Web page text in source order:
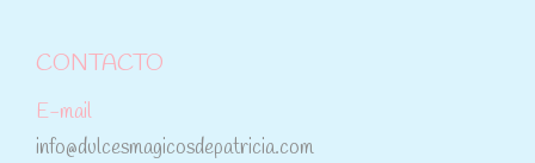
CONTACTO
E-mail
info@dulcesmagicosdepatricia.com